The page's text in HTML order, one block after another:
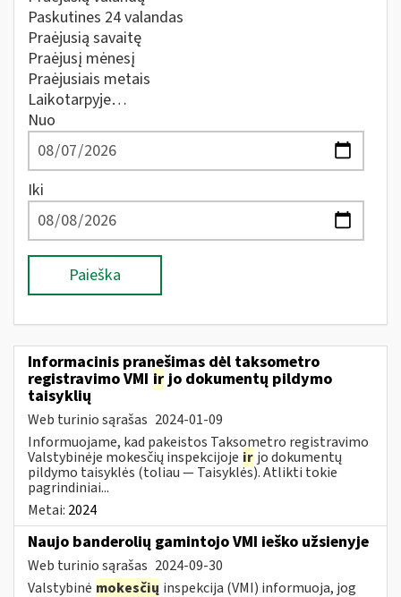
Paskutines 24 valandas
Praėjusią savaitę
Praėjusį mėnesį
Praėjusiais metais
Laikotarpyje…
Nuo
Iki
Paieška
Informacinis pranešimas dėl taksometro
registravimo VMI irjo dokumentų pildymo
taisyklių
Web turinio sąrašas 2024-01-09
Informuojame, kad pakeistos Taksometro registravimo
Valstybinėje mokesčių inspekcijoje ir jo dokumentų
pildymo taisyklės (toliau — Taisyklės). Atlikti tokie
pagrindiniai...
Metai: 2024
Naujo banderolių gamintojo VMI ieško užsienyje
Web turinio sąrašas 2024-09-30
Valstybinė mokesčių inspekcija (VMI) informuoja, jog